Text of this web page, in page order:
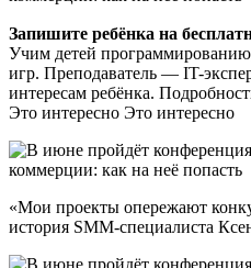
Запишите ребёнка на
Учим детей
игр. Преподаватель — IT-
интересам ребёнка.
Это интересно Это интересно
«Мои проекты опережают
история SMM-специалиста